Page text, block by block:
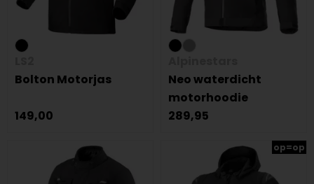
Bolton Motorjas
149,00
Neo waterdicht
motorhoodie
289,95
op=op